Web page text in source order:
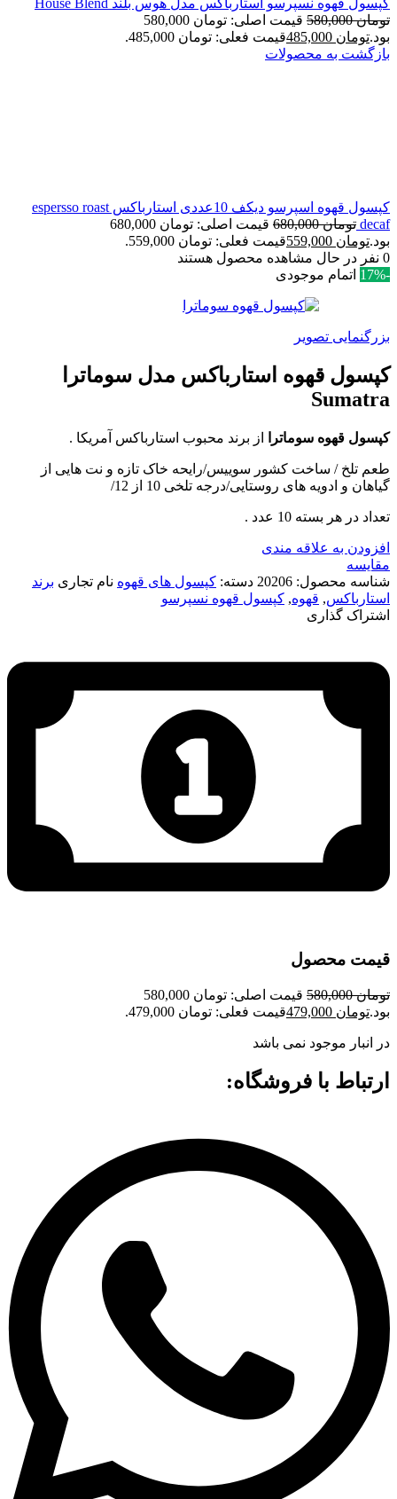
کپسول قهوه نسپرسو استارباکس مدل هوس بلند House Blend
تومان580,000
قیمت اصلی: تومان 580,000
بود.تومان
قیمت فعلی: تومان 485,000.
بازگشت به محصولات
کپسول قهوه اسپرسو دیکف 10عددی استارباکس espersso roast
decaf تومان680,000
قیمت اصلی: تومان 680,000
بود.تومان
قیمت فعلی: تومان 559,000.
0 نفر در حال مشاهده محصول هستند
-17%
اتمام موجودی
بزرگنمایی تصویر
کپسول قهوه استارباکس مدل سوماترا
Sumatra
کپسول قهوه سوماترا از برند محبوب استارباکس آمریکا .
طعم تلخ / ساخت کشور سوییس/رایحه خاک تازه و نت هایی از
گیاهان و ادویه های روستایی/درجه تلخی 10 از 12/
تعداد در هر بسته 10 عدد .
افزودن به علاقه مندی
مقایسه
شناسه محصول: 20206 دسته: کپسول های قهوه نام تجاری برند
استارباکس, قهوه, کپسول قهوه نسپرسو
اشتراک گذاری
قیمت محصول
تومان580,000
قیمت اصلی: تومان 580,000
بود.تومان قیمت فعلی: تومان 479,000.
در انبار موجود نمی باشد
ارتباط با فروشگاه: